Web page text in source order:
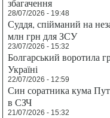
збагачення
28/07/2026 - 19:48
Суддя, спійманий на
млн грн для ЗСУ
23/07/2026 - 15:32
Болгарський воротила
Україні
22/07/2026 - 12:59
Син соратника кума
в СЗЧ
21/07/2026 - 15:32